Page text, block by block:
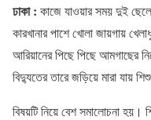
ঢাকা : কাজে যাওয়ার সময় দুই
কারখানার পাশে খোলা জায়গায়
আরিয়ানের পিছে পিছে আমগাছের
বিদ্যুতের তারে জড়িয়ে মারা যায়
বিষয়টি নিয়ে বেশ সমালোচনা হয়।